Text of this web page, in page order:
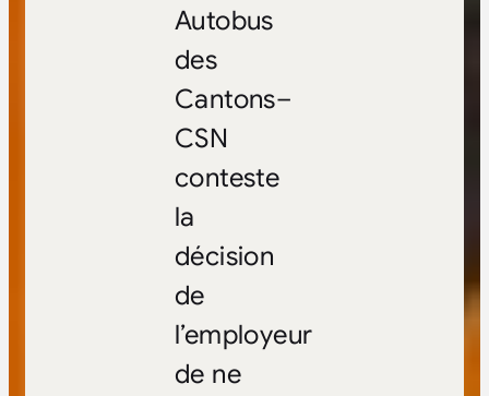
Autobus
des
Cantons–
CSN
conteste
la
décision
de
l’employeur
de ne